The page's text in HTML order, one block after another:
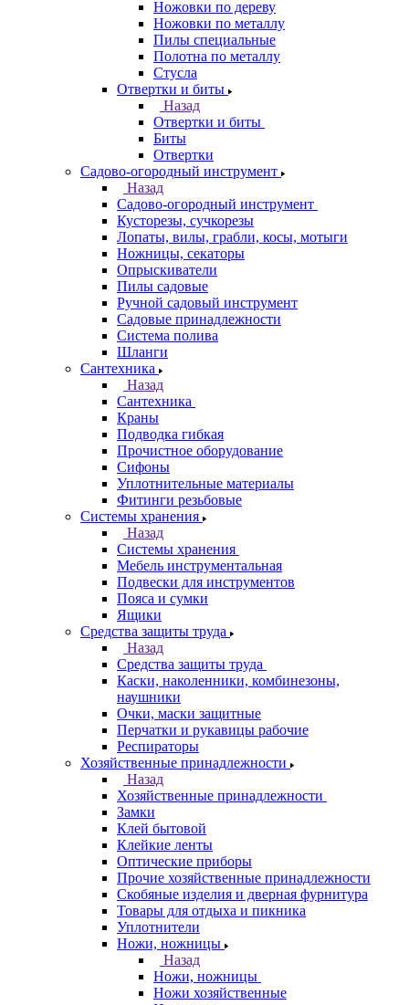
Ножовки по дереву
Ножовки по металлу
Пилы специальные
Полотна по металлу
Стусла
Отвертки и биты
Назад
Отвертки и биты
Биты
Отвертки
Садово-огородный инструмент
Назад
Садово-огородный инструмент
Кусторезы, сучкорезы
Лопаты, вилы, грабли, косы, мотыги
Ножницы, секаторы
Опрыскиватели
Пилы садовые
Ручной садовый инструмент
Садовые принадлежности
Система полива
Шланги
Сантехника
Назад
Сантехника
Краны
Подводка гибкая
Прочистное оборудование
Сифоны
Уплотнительные материалы
Фитинги резьбовые
Системы хранения
Назад
Системы хранения
Мебель инструментальная
Подвески для инструментов
Пояса и сумки
Ящики
Средства защиты труда
Назад
Средства защиты труда
Каски, наколенники, комбинезоны,
наушники
Очки, маски защитные
Перчатки и рукавицы рабочие
Респираторы
Хозяйственные принадлежности
Назад
Хозяйственные принадлежности
Замки
Клей бытовой
Клейкие ленты
Оптические приборы
Прочие хозяйственные принадлежности
Скобяные изделия и дверная фурнитура
Товары для отдыха и пикника
Уплотнители
Ножи, ножницы
Назад
Ножи, ножницы
Ножи хозяйственные